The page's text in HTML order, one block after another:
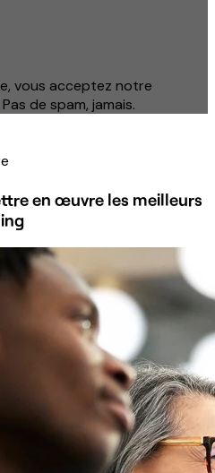
vous acceptez notre
Pas de spam, jamais.
en œuvre les meilleurs